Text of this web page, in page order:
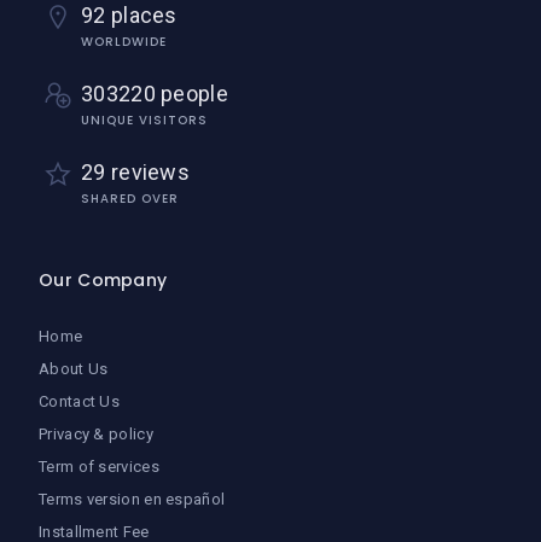
92 places
WORLDWIDE
303220 people
UNIQUE VISITORS
29 reviews
SHARED OVER
Our Company
Home
About Us
Contact Us
Privacy & policy
Term of services
Terms version en español
Installment Fee